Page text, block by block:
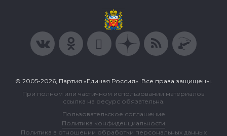
© 2005-2026, Партия «Единая Россия». Все права защищены.
При полном или частичном использовании материалов
ссылка на ресурс обязательна.
Пользовательское соглашение
Политика конфиденциальности
Политика в отношении обработки персональных данных